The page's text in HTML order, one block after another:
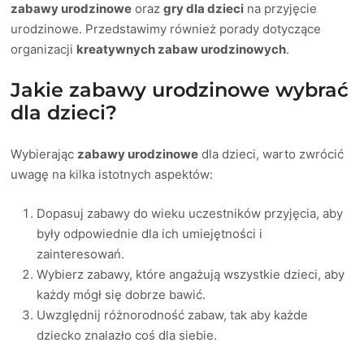
zabawy urodzinowe orazgry dla dzieci na przyjęcie
urodzinowe. Przedstawimy również porady dotyczące
organizacji kreatywnych zabaw urodzinowych.
Jakie zabawy urodzinowe wybrać
dla dzieci?
Wybierajączabawy urodzinowe dla dzieci, warto zwrócić
uwagę na kilka istotnych aspektów:
Dopasuj zabawy do wieku uczestników przyjęcia, aby
były odpowiednie dla ich umiejętności i
zainteresowań.
Wybierz zabawy, które angażują wszystkie dzieci, aby
każdy mógł się dobrze bawić.
Uwzględnij różnorodność zabaw, tak aby każde
dziecko znalazło coś dla siebie.